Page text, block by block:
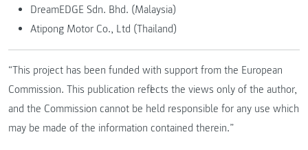
DreamEDGE Sdn. Bhd. (Malaysia)
Atipong Motor Co., Ltd (Thailand)
“This project has been funded with support from the European
Commission. This publication reflects the views only of the author,
and the Commission cannot be held responsible for any use which
may be made of the information contained therein.”